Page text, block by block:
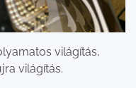
világítás,
világítás.